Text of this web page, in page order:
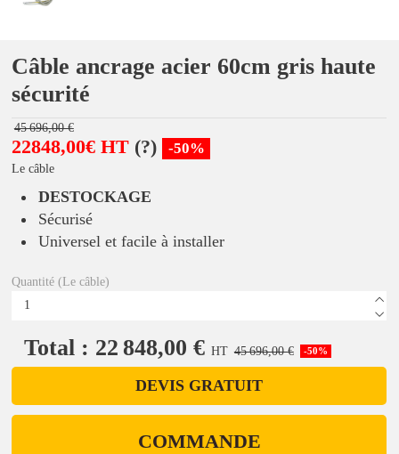
Câble ancrage acier 60cm gris haute
sécurité
45 696,00 €
22848,00€ HT (?) -50%
Le câble
DESTOCKAGE
Sécurisé
Universel et facile à installer
Quantité (Le câble)
Total : 22 848,00 € HT 45 696,00 € -50%
DEVIS GRATUIT
COMMANDE